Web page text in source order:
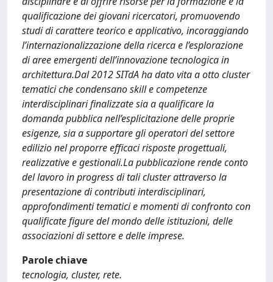
qualificazione dei giovani ricercatori, promuovendo
studi di carattere teorico e applicativo, incoraggiando
l’internazionalizzazione della ricerca e l’esplorazione
di aree emergenti dell’innovazione tecnologica in
architettura.Dal 2012 SITdA ha dato vita a otto cluster
tematici che condensano skill e competenze
interdisciplinari finalizzate sia a qualificare la
domanda pubblica nell’esplicitazione delle proprie
esigenze, sia a supportare gli operatori del settore
edilizio nel proporre efficaci risposte progettuali,
realizzative e gestionali.La pubblicazione rende conto
del lavoro in progress di tali cluster attraverso la
presentazione di contributi interdisciplinari,
approfondimenti tematici e momenti di confronto con
qualificate figure del mondo delle istituzioni, delle
associazioni di settore e delle imprese.
Parole chiave
tecnologia, cluster, rete.